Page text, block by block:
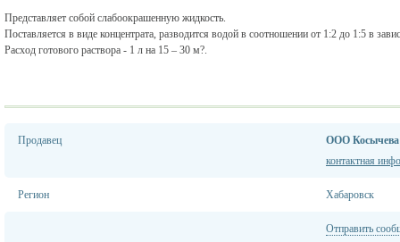
Представляет собой слабоокрашенную жидкость.
Поставляется в виде концентрата, разводится водой в соотношении от 1:2 до 1:5 в
Расход готового раствора - 1 л на 15 – 30 м?.
Продавец
ООО Косычева
контактная
Регион Хабаровск
Отправить